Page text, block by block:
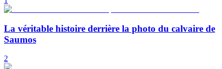
La véritable histoire derrière la photo du calvaire de
Saumos
2